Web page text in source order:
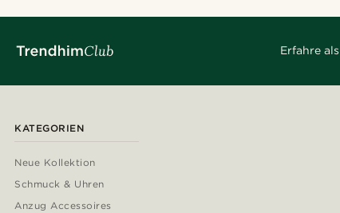
Erfahre
KATEGORIEN
Neue Kollektion
Schmuck & Uhren
Anzug Accessoires